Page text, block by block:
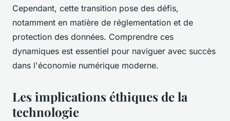
Cependant, cette transition pose des défis,
notamment en matière de réglementation et de
protection des données. Comprendre ces
dynamiques est essentiel pour naviguer avec succès
dans l'économie numérique moderne.
Les implications éthiques de la
technologie